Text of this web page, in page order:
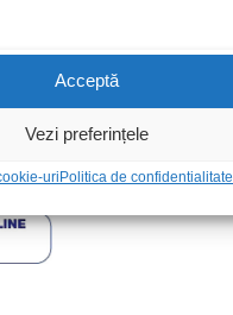
Acceptă
Vezi preferințele
uriPolitica de confidentialitate